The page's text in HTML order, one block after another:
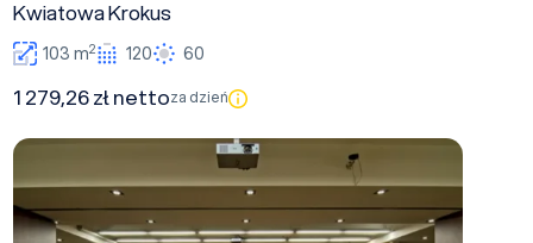
Kwiatowa Krokus
103 m2 120 60
1 279,26 zł nettoza dzień